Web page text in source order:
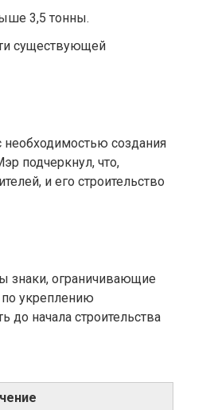
3,5 тонны.
существующей
необходимостью создания
подчеркнул, что,
и его строительство
знаки, ограничивающие
укреплению
до начала строительства